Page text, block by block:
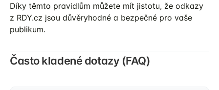
Díky těmto pravidlům můžete mít jistotu, že odkazy
z RDY.cz jsou důvěryhodné a bezpečné pro vaše
publikum.
Často kladené dotazy (FAQ)